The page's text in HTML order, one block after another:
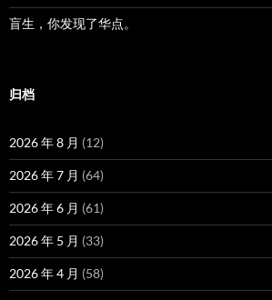
盲生，你发现了华点。
归档
2026 年 8 月 (12)
2026 年 7 月 (64)
2026 年 6 月 (61)
2026 年 5 月 (33)
2026 年 4 月 (58)